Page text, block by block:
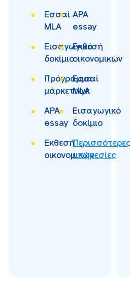
Εσσαί
MLA
APA
essay
Εισαγωγικό
δοκίμιο
Εκθεσή
οικονομικών
Πρόγραμμα
μάρκετινγκ
Εσσαί
MLA
APA
essay
Εισαγωγικό
δοκίμιο
Εκθεσή
οικονομικώνυπηρεσίες